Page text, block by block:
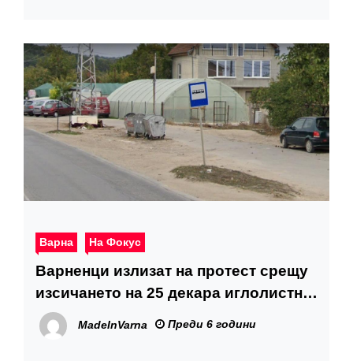
Варна На Фокус
Варненци излизат на протест срещу
изсичането на 25 декара иглолистна
гора
MadeInVarna Преди 6 години